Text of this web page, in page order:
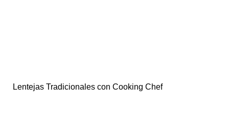
Lentejas Tradicionales con Cooking Chef